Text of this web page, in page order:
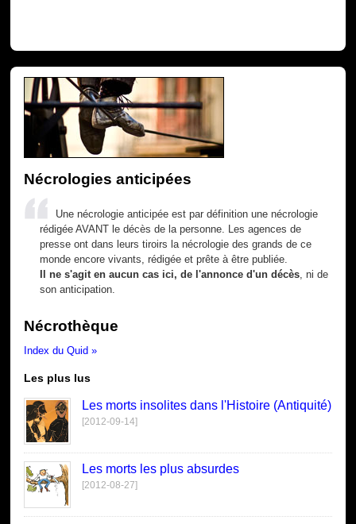
Nécrologies anticipées
Une nécrologie anticipée est par définition une nécrologie
rédigée AVANT le décès de la personne. Les agences de
presse ont dans leurs tiroirs la nécrologie des grands de ce
monde encore vivants, rédigée et prête à être publiée.
Il ne s'agit en aucun cas ici, de l'annonce d'un décès , ni de
son anticipation.
Nécrothèque
Index du Quid »
Les plus lus
Les morts insolites dans l'Histoire (Antiquité)
[2012-09-14]
Les morts les plus absurdes
[2012-08-27]